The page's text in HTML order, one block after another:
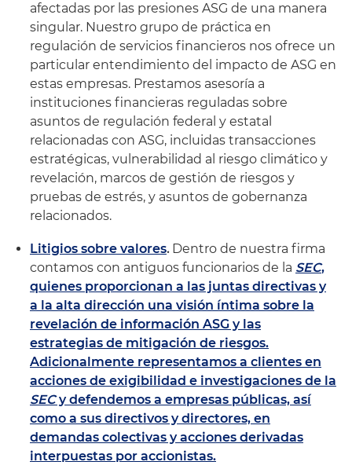
afectadas por las presiones ASG de una manera
singular. Nuestro grupo de práctica en
regulación de servicios financieros nos ofrece un
particular entendimiento del impacto de ASG en
estas empresas. Prestamos asesoría a
instituciones financieras reguladas sobre
asuntos de regulación federal y estatal
relacionadas con ASG, incluidas transacciones
estratégicas, vulnerabilidad al riesgo climático y
revelación, marcos de gestión de riesgos y
pruebas de estrés, y asuntos de gobernanza
relacionados.
Litigios sobre valores.Dentro de nuestra firma
contamos con antiguos funcionarios de la SEC,
quienes proporcionan a las juntas directivas y
a la alta dirección una visión íntima sobre la
revelación de información ASG y las
estrategias de mitigación de riesgos.
Adicionalmente representamos a clientes en
acciones de exigibilidad e investigaciones de la
SECy defendemos a empresas públicas, así
como a sus directivos y directores, en
demandas colectivas y acciones derivadas
interpuestas por accionistas.